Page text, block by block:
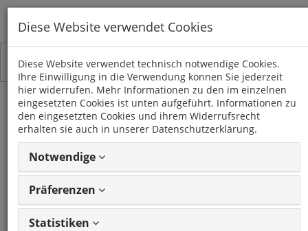
Toggle
navigation
Kategorien
KABELDURCHFÜHRTÜLLE
6 Artikel
Artikel1 - 6 von 6
Artikeln
Ansicht
Diese Website verwendet Cookies
Diese Website verwendet technisch notwendige Cookies.
Ihre Einwilligung in die Verwendung können Sie jederzeit
hier widerrufen. Mehr Informationen zu den im einzelnen
eingesetzten Cookies ist unten aufgeführt. Informationen zu
den eingesetzten Cookies und ihrem Widerrufsrecht
erhalten sie auch in unserer Datenschutzerklärung.
Notwendige
Präferenzen
Statistiken